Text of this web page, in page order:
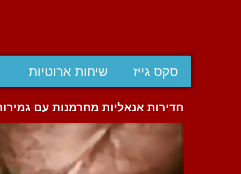
סקס גייז שיחות ארוטיות
חדירות אנאליות מחרמנות עם